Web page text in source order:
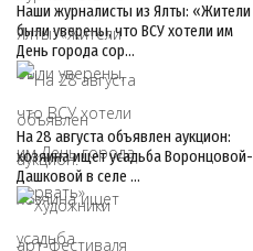
Наши журналисты из Ялты: «Жители
были уверены, что ВСУ хотели им
День города сор…
На 28 августа объявлен аукцион:
хозяина ищет усадьба Воронцовой-
Дашковой в селе …